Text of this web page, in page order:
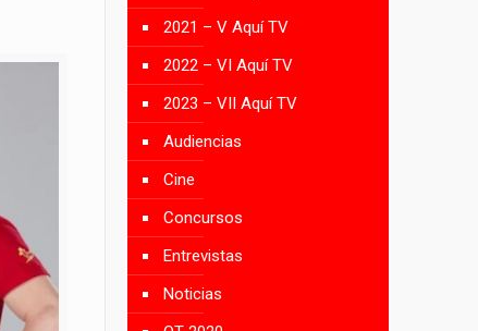
2021 – V Aquí TV
2022 – VI Aquí TV
2023 – VII Aquí TV
Audiencias
Cine
Concursos
Entrevistas
Noticias